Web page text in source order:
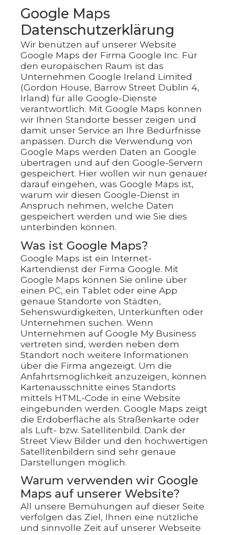
Google Maps
Datenschutzerklärung
Wir benützen auf unserer Website
Google Maps der Firma Google Inc. Für
den europäischen Raum ist das
Unternehmen Google Ireland Limited
(Gordon House, Barrow Street Dublin 4,
Irland) für alle Google-Dienste
verantwortlich. Mit Google Maps können
wir Ihnen Standorte besser zeigen und
damit unser Service an Ihre Bedürfnisse
anpassen. Durch die Verwendung von
Google Maps werden Daten an Google
übertragen und auf den Google-Servern
gespeichert. Hier wollen wir nun genauer
darauf eingehen, was Google Maps ist,
warum wir diesen Google-Dienst in
Anspruch nehmen, welche Daten
gespeichert werden und wie Sie dies
unterbinden können.
Was ist Google Maps?
Google Maps ist ein Internet-
Kartendienst der Firma Google. Mit
Google Maps können Sie online über
einen PC, ein Tablet oder eine App
genaue Standorte von Städten,
Sehenswürdigkeiten, Unterkünften oder
Unternehmen suchen. Wenn
Unternehmen auf Google My Business
vertreten sind, werden neben dem
Standort noch weitere Informationen
über die Firma angezeigt. Um die
Anfahrtsmöglichkeit anzuzeigen, können
Kartenausschnitte eines Standorts
mittels HTML-Code in eine Website
eingebunden werden. Google Maps zeigt
die Erdoberfläche als Straßenkarte oder
als Luft- bzw. Satellitenbild. Dank der
Street View Bilder und den hochwertigen
Satellitenbildern sind sehr genaue
Darstellungen möglich.
Warum verwenden wir Google
Maps auf unserer Website?
All unsere Bemühungen auf dieser Seite
verfolgen das Ziel, Ihnen eine nützliche
und sinnvolle Zeit auf unserer Webseite